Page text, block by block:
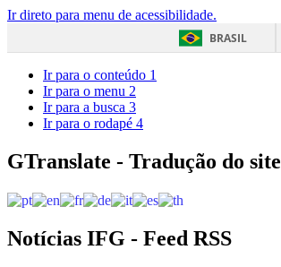
Ir direto para menu de acessibilidade.
BRASIL
Ir para o conteúdo 1
Ir para o menu 2
Ir para a busca 3
Ir para o rodapé 4
GTranslate - Tradução do site
Notícias IFG - Feed RSS